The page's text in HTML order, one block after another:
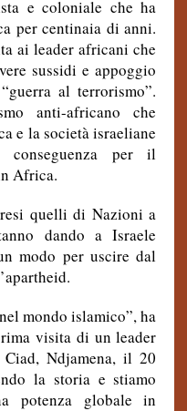
e coloniale che ha
per centinaia di anni.
ai leader africani che
sussidi e appoggio
al terrorismo”.
anti-africano che
e la società israeliane
conseguenza per il
Africa.
quelli di Nazioni a
dando a Israele
modo per uscire dal
mondo islamico”, ha
visita di un leader
Ndjamena, il 20
la storia e stiamo
potenza globale in